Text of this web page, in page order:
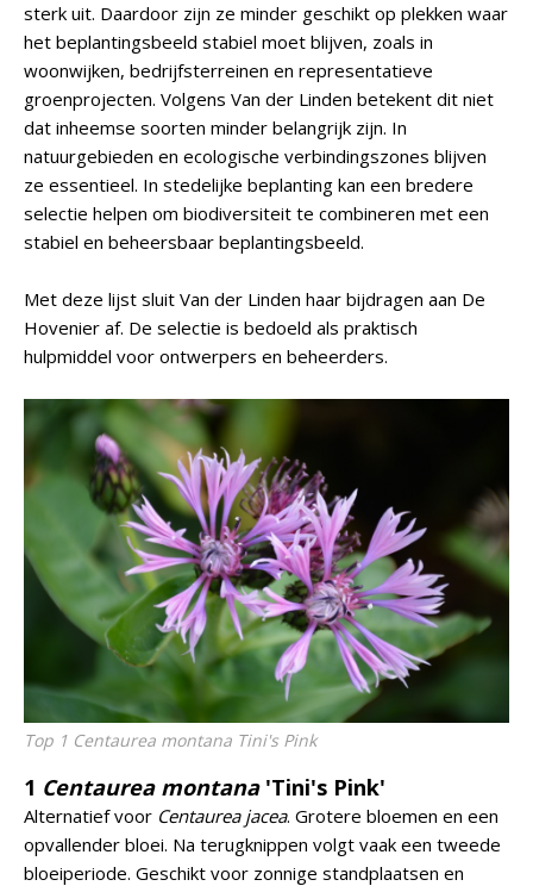
sterk uit. Daardoor zijn ze minder geschikt op plekken waar
het beplantingsbeeld stabiel moet blijven, zoals in
woonwijken, bedrijfsterreinen en representatieve
groenprojecten. Volgens Van der Linden betekent dit niet
dat inheemse soorten minder belangrijk zijn. In
natuurgebieden en ecologische verbindingszones blijven
ze essentieel. In stedelijke beplanting kan een bredere
selectie helpen om biodiversiteit te combineren met een
stabiel en beheersbaar beplantingsbeeld.
Met deze lijst sluit Van der Linden haar bijdragen aan De
Hovenier af. De selectie is bedoeld als praktisch
hulpmiddel voor ontwerpers en beheerders.
Top 1 Centaurea montana Tini's Pink
1 Centaurea montana'Tini's Pink'
Alternatief voor Centaurea jacea. Grotere bloemen en een
opvallender bloei. Na terugknippen volgt vaak een tweede
bloeiperiode. Geschikt voor zonnige standplaatsen en